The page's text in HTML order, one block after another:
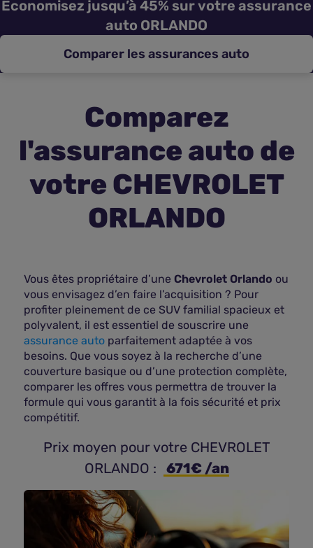
Économisez jusqu’à 45% sur votre assurance
auto ORLANDO
Comparer les assurances auto
Comparez
l'assurance auto de
votre CHEVROLET
ORLANDO
Vous êtes propriétaire d’une Chevrolet Orlando ou
vous envisagez d’en faire l’acquisition ? Pour
profiter pleinement de ce SUV familial spacieux et
polyvalent, il est essentiel de souscrire une
assurance auto parfaitement adaptée à vos
besoins. Que vous soyez à la recherche d’une
couverture basique ou d’une protection complète,
comparer les offres vous permettra de trouver la
formule qui vous garantit à la fois sécurité et prix
compétitif.
ORLANDO :
671€ /an